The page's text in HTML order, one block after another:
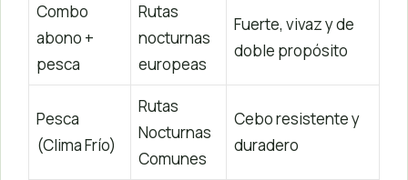
Combo
abono +
pesca
Rutas
nocturnas
europeas
Fuerte, vivaz y de
doble propósito
Pesca
(Clima Frío)
Rutas
Nocturnas
Comunes
Cebo resistente y
duradero